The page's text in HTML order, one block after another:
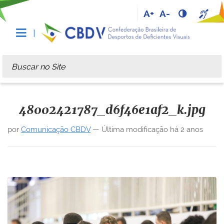
A+ A-
Busca
Busca Avançada…
48002421787_d6f46e1af2_k.jpg
por Comunicação CBDV— Última modificação há 2 anos